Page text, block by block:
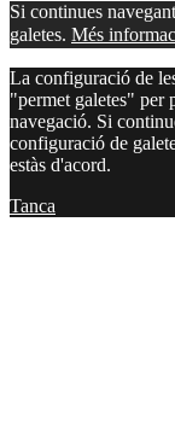
Si continues
galetes. Més
La configuració de
"permet galetes" per
navegació. Si
configuració de
estàs d'acord.
Tanca